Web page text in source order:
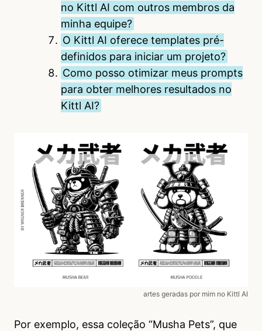
no Kittl AI com outros membros da
minha equipe?
O Kittl AI oferece templates pré-
definidos para iniciar um projeto?
Como posso otimizar meus prompts
para obter melhores resultados no
Kittl AI?
artes geradas por mim no Kittl AI
Por exemplo, essa coleção “Musha Pets”, que